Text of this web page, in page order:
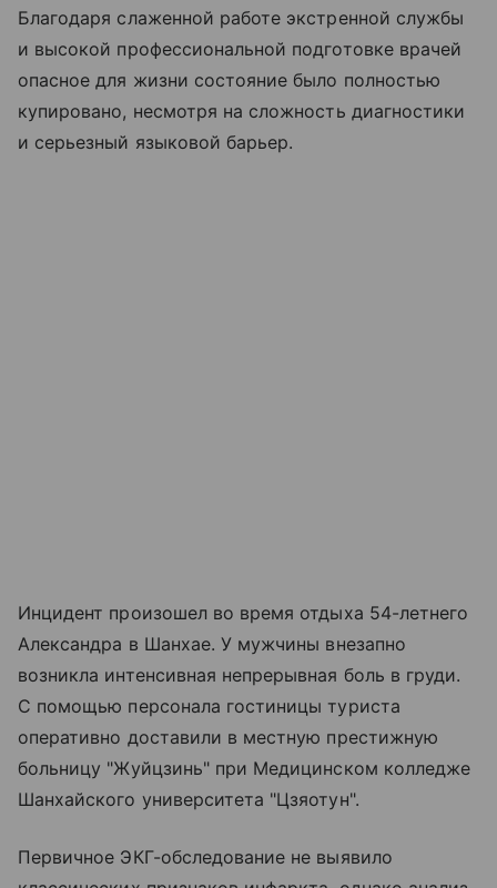
Благодаря слаженной работе экстренной службы
и высокой профессиональной подготовке врачей
опасное для жизни состояние было полностью
купировано, несмотря на сложность диагностики
и серьезный языковой барьер.
Инцидент произошел во время отдыха 54-летнего
Александра в Шанхае. У мужчины внезапно
возникла интенсивная непрерывная боль в груди.
С помощью персонала гостиницы туриста
оперативно доставили в местную престижную
больницу "Жуйцзинь" при Медицинском колледже
Шанхайского университета "Цзяотун".
Первичное ЭКГ-обследование не выявило